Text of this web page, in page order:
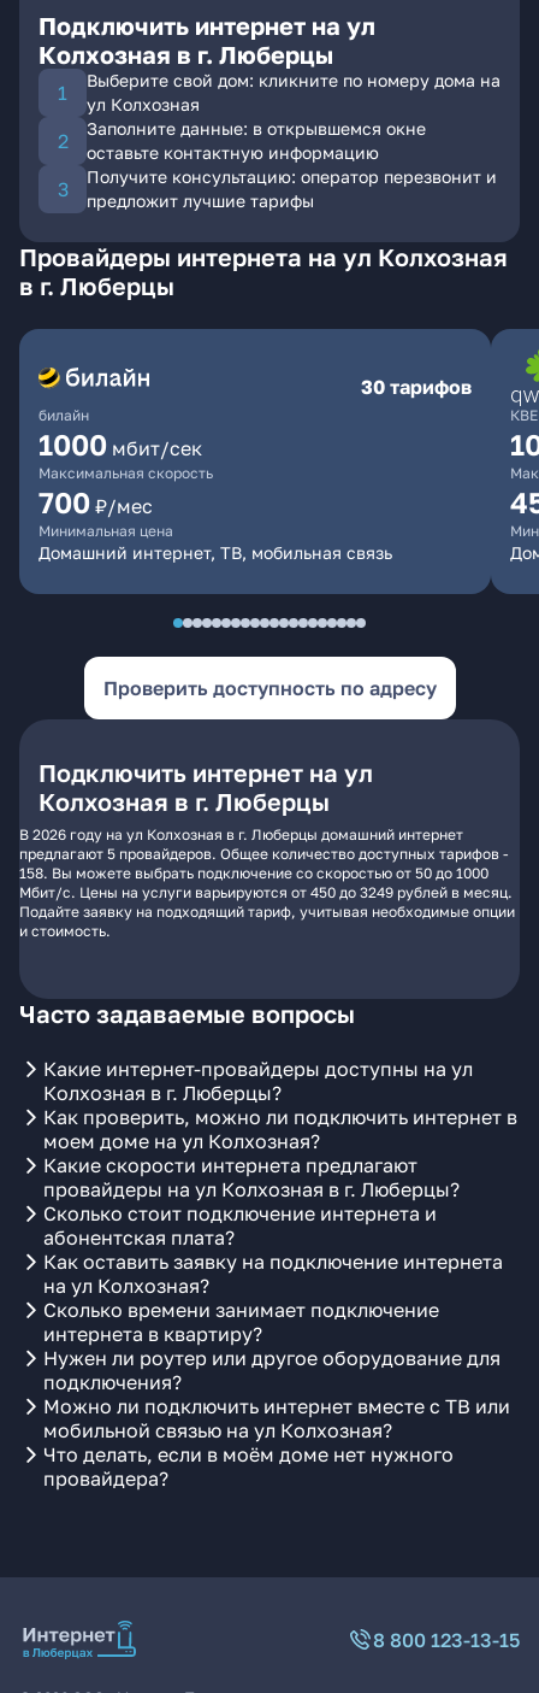
Подключить интернет на ул
Колхозная в г. Люберцы
Выберите свой дом: кликните по номеру дома на
ул Колхозная
Заполните данные: в открывшемся окне
оставьте контактную информацию
Получите консультацию: оператор перезвонит и
предложит лучшие тарифы
Провайдеры интернета на ул Колхозная
в г. Люберцы
билайн
30 тарифов
1000 мбит/сек
Максимальная скорость
700 ₽/мес
Минимальная цена
Домашний интернет, ТВ, мобильная связь
Проверить доступность по адресу
Подключить интернет на ул
Колхозная в г. Люберцы
В 2026 году на ул Колхозная в г. Люберцы домашний интернет
предлагают 5 провайдеров. Общее количество доступных тарифов -
158. Вы можете выбрать подключение со скоростью от 50 до 1000
Мбит/с. Цены на услуги варьируются от 450 до 3249 рублей в месяц.
Подайте заявку на подходящий тариф, учитывая необходимые опции
и стоимость.
Часто задаваемые вопросы
Какие интернет-провайдеры доступны на ул
Колхозная в г. Люберцы?
Как проверить, можно ли подключить интернет в
моем доме на ул Колхозная?
Какие скорости интернета предлагают
провайдеры на ул Колхозная в г. Люберцы?
Сколько стоит подключение интернета и
абонентская плата?
Как оставить заявку на подключение интернета
на ул Колхозная?
Сколько времени занимает подключение
интернета в квартиру?
Нужен ли роутер или другое оборудование для
подключения?
Можно ли подключить интернет вместе с ТВ или
мобильной связью на ул Колхозная?
Что делать, если в моём доме нет нужного
провайдера?
8 800 123-13-15